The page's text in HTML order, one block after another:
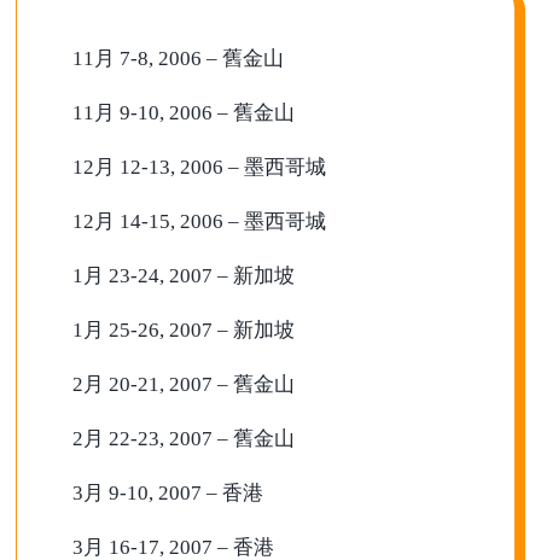
11月 7-8, 2006 – 舊金山
11月 9-10, 2006 – 舊金山
12月 12-13, 2006 – 墨西哥城
12月 14-15, 2006 – 墨西哥城
1月 23-24, 2007 – 新加坡
1月 25-26, 2007 – 新加坡
2月 20-21, 2007 – 舊金山
2月 22-23, 2007 – 舊金山
3月 9-10, 2007 – 香港
3月 16-17, 2007 – 香港